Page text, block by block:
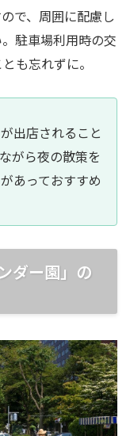
で、周囲に配慮し
駐車場利用時の交
も忘れずに。
出店されること
がら夜の散策を
あっておすすめ
ダー園」の